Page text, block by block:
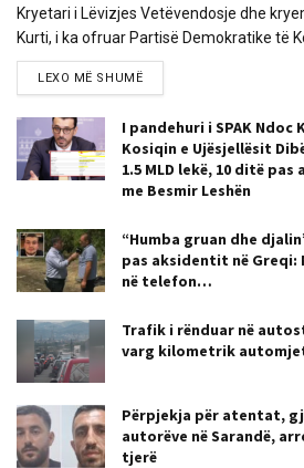
Kryetari i Lëvizjes Vetëvendosje dhe
Kurti, i ka ofruar Partisë Demokratike të
LEXO MË SHUMË
I pandehuri i SPAK
Kosiqin e Ujësjellësit
1.5 MLD lekë, 10 ditë pas
me Besmir Leshën
“Humba gruan dhe
pas aksidentit në Greqi:
në telefon…
Trafik i rënduar në
varg kilometrik
Përpjekja për atentat,
autorëve në Sarandë,
tjerë